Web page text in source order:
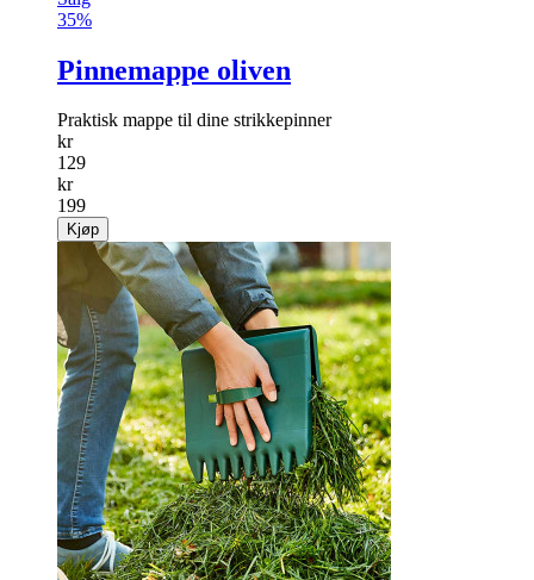
35%
Pinnemappe oliven
Praktisk mappe til dine strikkepinner
kr
129
kr
199
Kjøp